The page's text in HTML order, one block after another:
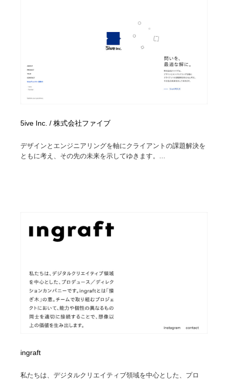
5ive Inc. / 株式会社ファイブ
デザインとエンジニアリングを軸にクライアントの課題解決を
ともに考え、その先の未来を示してゆきます。...
ingraft
私たちは、デジタルクリエイティブ領域を中心とした、プロ